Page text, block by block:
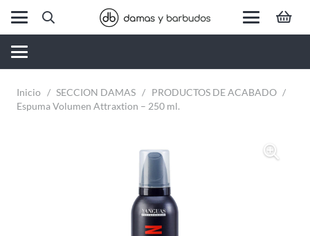
Inicio / SECCION DAMAS / PRODUCTOS DE ACABADO /
Espuma Volumen Attraxtion – 250 ml.